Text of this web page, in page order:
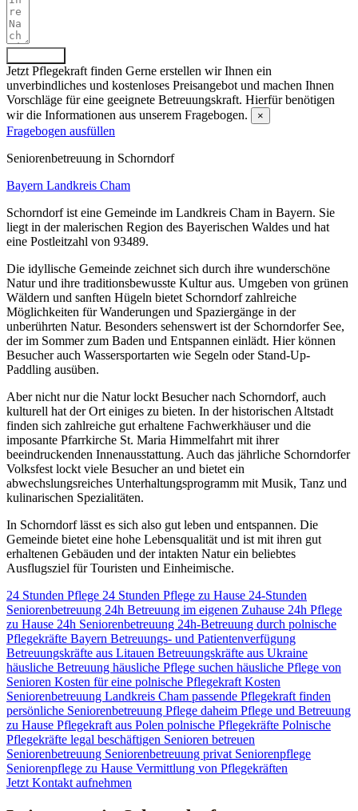
Jetzt Pflegekraft finden Gerne erstellen wir Ihnen ein
unverbindliches und kostenloses Preisangebot und machen Ihnen
Vorschläge für eine geeignete Betreuungskraft. Hierfür benötigen
wir die Informationen aus unserem Fragebogen.
×
Fragebogen ausfüllen
Senioren­betreuung in Schorndorf
Bayern Landkreis Cham
Schorndorf ist eine Gemeinde im Landkreis Cham in Bayern. Sie
liegt in der malerischen Region des Bayerischen Waldes und hat
eine Postleitzahl von 93489.
Die idyllische Gemeinde zeichnet sich durch ihre wunderschöne
Natur und ihre traditionsbewusste Kultur aus. Umgeben von grünen
Wäldern und sanften Hügeln bietet Schorndorf zahlreiche
Möglichkeiten für Wanderungen und Spaziergänge in der
unberührten Natur. Besonders sehenswert ist der Schorndorfer See,
der im Sommer zum Baden und Entspannen einlädt. Hier können
Besucher auch Wassersportarten wie Segeln oder Stand-Up-
Paddling ausüben.
Aber nicht nur die Natur lockt Besucher nach Schorndorf, auch
kulturell hat der Ort einiges zu bieten. In der historischen Altstadt
finden sich zahlreiche gut erhaltene Fachwerkhäuser und die
imposante Pfarrkirche St. Maria Himmelfahrt mit ihrer
beeindruckenden Innenausstattung. Auch das jährliche Schorndorfer
Volksfest lockt viele Besucher an und bietet ein
abwechslungsreiches Unterhaltungsprogramm mit Musik, Tanz und
kulinarischen Spezialitäten.
In Schorndorf lässt es sich also gut leben und entspannen. Die
Gemeinde bietet eine hohe Lebensqualität und ist mit ihren gut
erhaltenen Gebäuden und der intakten Natur ein beliebtes
Ausflugsziel für Touristen und Einheimische.
24 Stunden Pflege 24 Stunden Pflege zu Hause 24-Stunden
Seniorenbetreuung 24h Betreuung im eigenen Zuhause 24h Pflege
zu Hause 24h Seniorenbetreuung 24h-Betreuung durch polnische
Pflegekräfte Bayern Betreuungs- und Patientenverfügung
Betreuungskräfte aus Litauen Betreuungskräfte aus Ukraine
häusliche Betreuung häusliche Pflege suchen häusliche Pflege von
Senioren Kosten für eine polnische Pflegekraft Kosten
Seniorenbetreuung Landkreis Cham passende Pflegekraft finden
persönliche Seniorenbetreuung Pflege daheim Pflege und Betreuung
zu Hause Pflegekraft aus Polen polnische Pflegekräfte Polnische
Pflegekräfte legal beschäftigen Senioren betreuen
Seniorenbetreuung Seniorenbetreuung privat Seniorenpflege
Seniorenpflege zu Hause Vermittlung von Pflegekräften
Jetzt Kontakt aufnehmen